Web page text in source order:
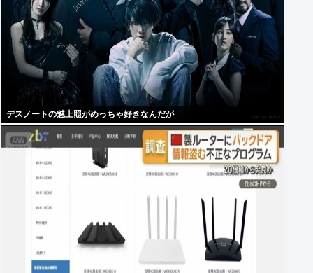
デスノートの魅上照がめっちゃ好きなんだが